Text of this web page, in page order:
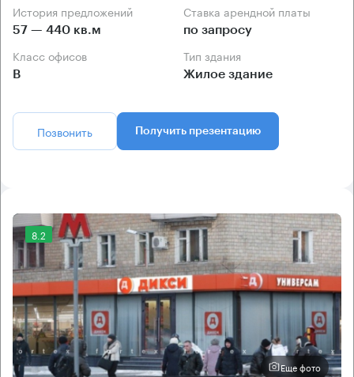
История предложений
57 — 440 кв.м
Ставка арендной платы
по запросу
Класс офисов
B
Тип здания
Жилое здание
Позвонить Получить презентацию
8.2
Еще фото